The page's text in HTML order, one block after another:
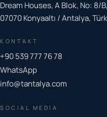
Dream Houses, A Blok, No: 8/B,
07070 Konyaaltı / Antalya,
KONTAKT
+90 539 777 76 78
WhatsApp
info@tantalya.com
SOCIAL MEDIA